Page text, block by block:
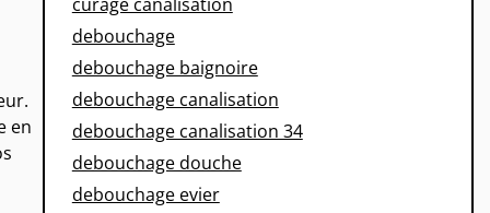
en
debouchage
debouchage baignoire
debouchage canalisation
debouchage canalisation 34
debouchage douche
debouchage evier